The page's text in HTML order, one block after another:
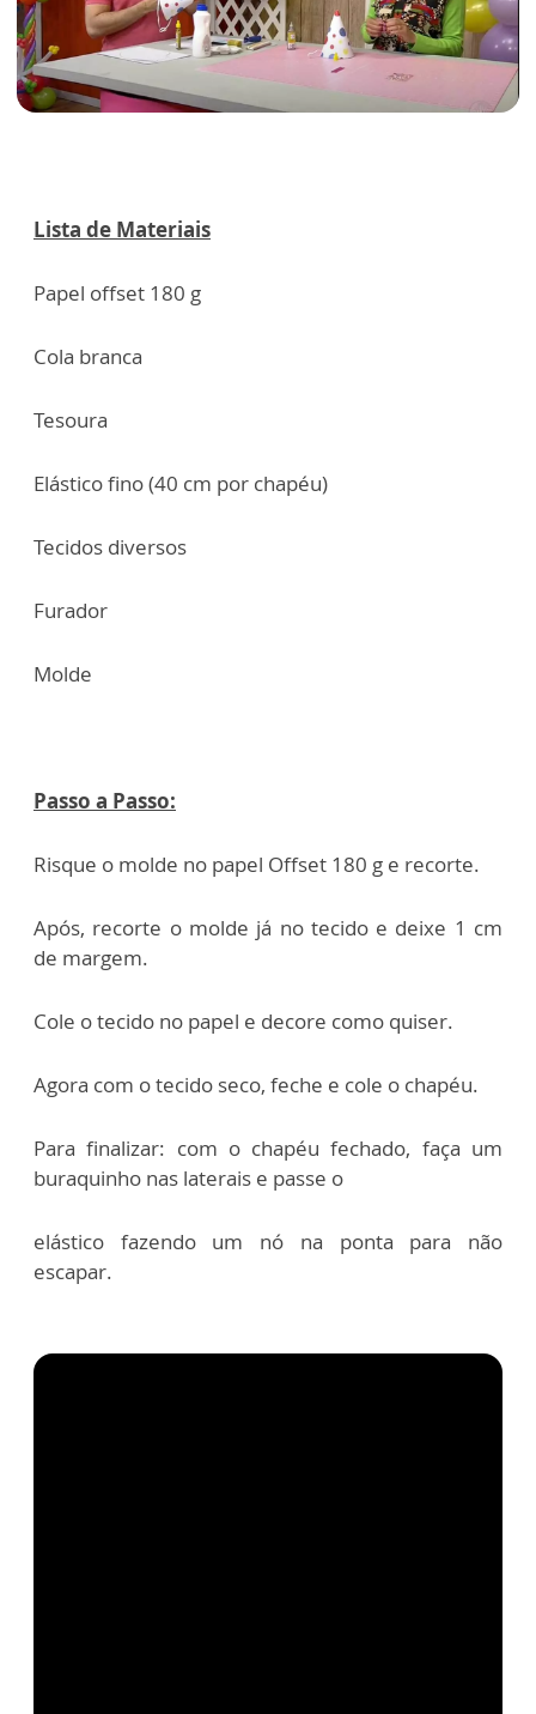
Lista de Materiais
Papel offset 180 g
Cola branca
Tesoura
Elástico fino (40 cm por chapéu)
Tecidos diversos
Furador
Molde
Passo a Passo:
Risque o molde no papel Offset 180 g e recorte.
Após, recorte o molde já no tecido e deixe 1 cm
de margem.
Cole o tecido no papel e decore como quiser.
Agora com o tecido seco, feche e cole o chapéu.
Para finalizar: com o chapéu fechado, faça um
buraquinho nas laterais e passe o
elástico fazendo um nó na ponta para não
escapar.